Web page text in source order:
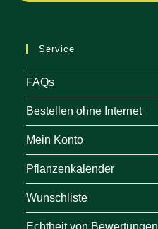
Service
FAQs
Bestellen ohne Internet
Mein Konto
Pflanzenkalender
Wunschliste
Echtheit von Bewertungen